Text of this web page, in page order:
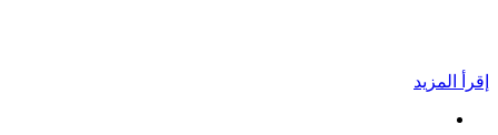
إقرأ المزيد